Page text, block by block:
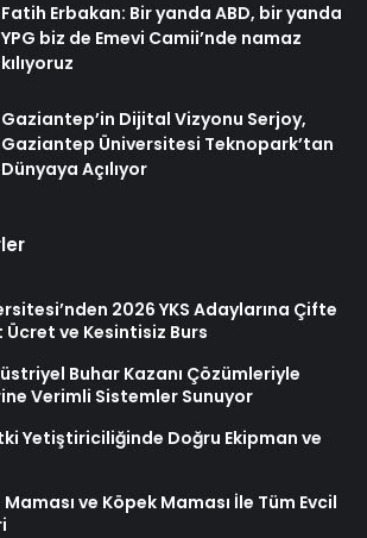
Fatih Erbakan: Bir yanda ABD, bir yanda
YPG biz de Emevi Camii’nde namaz
kılıyoruz
Gaziantep’in Dijital Vizyonu Serjoy,
Gaziantep Üniversitesi Teknopark’tan
Dünyaya Açılıyor
2026 YKS Adaylarına Çifte
ve Kesintisiz Burs
Buhar Kazanı Çözümleriyle
Verimli Sistemler Sunuyor
Yetiştiriciliğinde Doğru Ekipman ve
ve Köpek Maması İle Tüm Evcil